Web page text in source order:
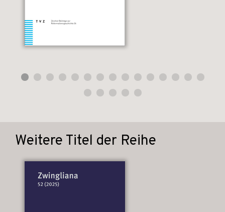
Weitere Titel der Reihe